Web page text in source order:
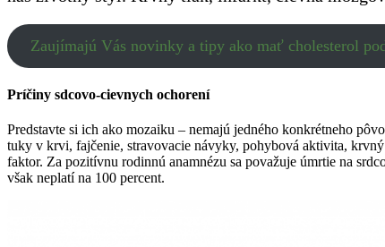
Zaujímajú Vás novinky a tipy ako mať cholesterol
Príčiny sdcovo-cievnych ochorení
Predstavte si ich ako mozaiku – nemajú jedného konkrétneho
tuky v krvi, fajčenie, stravovacie návyky, pohybová aktivita,
faktor. Za pozitívnu rodinnú anamnézu sa považuje úmrtie na
však neplatí na 100 percent.